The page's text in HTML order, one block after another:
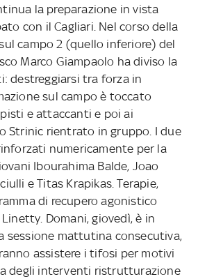
la preparazione in vista
con il Cagliari. Nel corso della
campo 2 (quello inferiore) del
Marco Giampaolo ha diviso la
destreggiarsi tra forza in
sul campo è toccato
e attaccanti e poi ai
Strinic rientrato in gruppo. I due
numericamente per la
Ibourahima Balde, Joao
e Titas Krapikas. Terapie,
di recupero agonistico
Domani, giovedì, è in
sessione mattutina consecutiva,
assistere i tifosi per motivi
degli interventi ristrutturazione